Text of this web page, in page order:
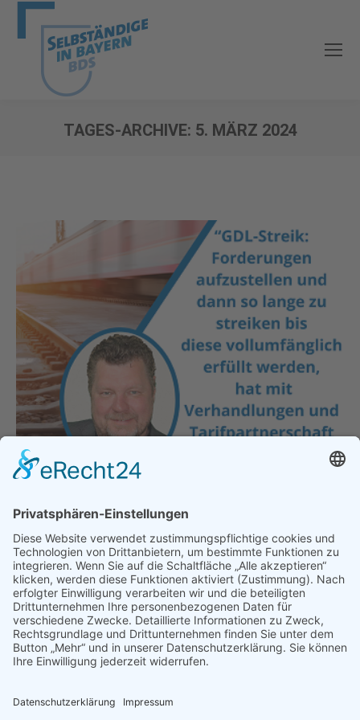
TAGES-ARCHIVE: 5. MÄRZ 2024
Es reicht! GDL-Streik ist absolut
Unverhältnismäßig!
Hauptgeschäftsstelle,Politik,Presse & Veröffentlichungen,
Pressemeldungen
Vonbdsadmin 5. März 2024